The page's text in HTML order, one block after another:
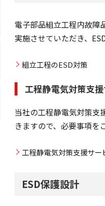
電子部品組立工程内故障
実施させていただき、
組立工程のESD対策
工程静電気対策支
当社の工程静電気対策支
きますので、必要事項を
工程静電気対策支援サ
ESD保護設計